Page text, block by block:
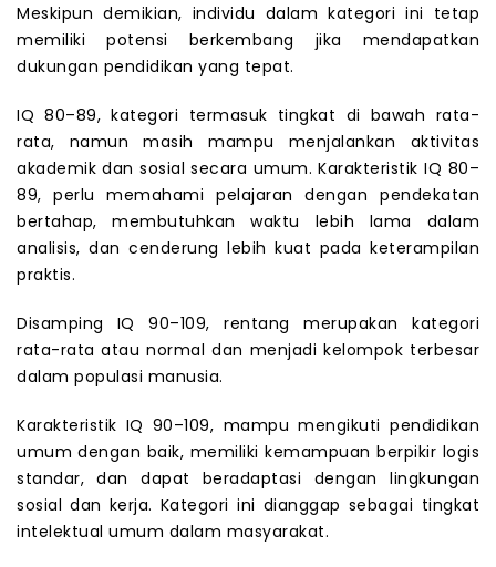
Meskipun demikian, individu dalam kategori ini tetap
memiliki potensi berkembang jika mendapatkan
dukungan pendidikan yang tepat.
IQ 80–89, kategori termasuk tingkat di bawah rata-
rata, namun masih mampu menjalankan aktivitas
akademik dan sosial secara umum. Karakteristik IQ 80–
89, perlu memahami pelajaran dengan pendekatan
bertahap, membutuhkan waktu lebih lama dalam
analisis, dan cenderung lebih kuat pada keterampilan
praktis.
Disamping IQ 90–109, rentang merupakan kategori
rata-rata atau normal dan menjadi kelompok terbesar
dalam populasi manusia.
Karakteristik IQ 90–109, mampu mengikuti pendidikan
umum dengan baik, memiliki kemampuan berpikir logis
standar, dan dapat beradaptasi dengan lingkungan
sosial dan kerja. Kategori ini dianggap sebagai tingkat
intelektual umum dalam masyarakat.